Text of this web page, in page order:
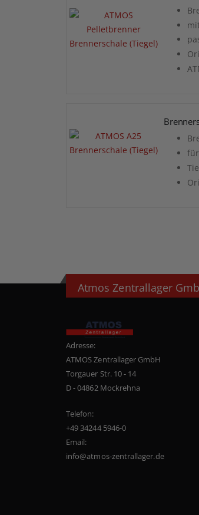
Atmos Zentrallager
Adresse:
ATMOS Zentrallager GmbH
Torgauer Str. 10 - 14
D - 04862 Mockrehna
Telefon:
+49 34244 5946-0
Email:
info@atmos-zentrallager.de